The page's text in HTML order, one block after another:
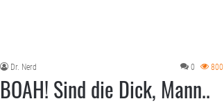
Dr. Nerd 0 800
BOAH! Sind die Dick, Mann..